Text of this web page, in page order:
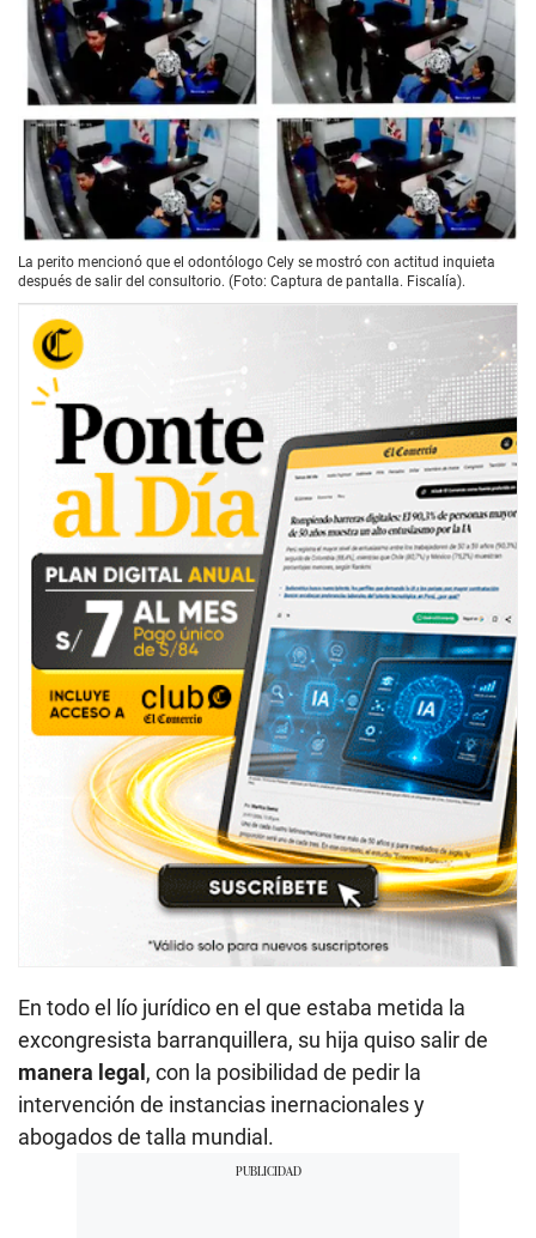
La perito mencionó que el odontólogo Cely se mostró con actitud inquieta
después de salir del consultorio. (Foto: Captura de pantalla. Fiscalía).
En todo el lío jurídico en el que estaba metida la
excongresista barranquillera, su hija quiso salir de
manera legal , con la posibilidad de pedir la
intervención de instancias inernacionales y
abogados de talla mundial.